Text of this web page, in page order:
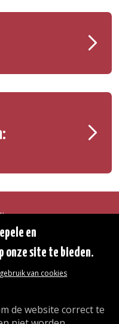
en
onze site te bieden.
van cookies
de website correct te